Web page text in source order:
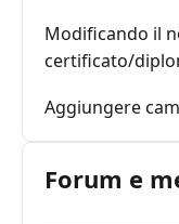
Modificando il
certificato/
Aggiungere
Forum e